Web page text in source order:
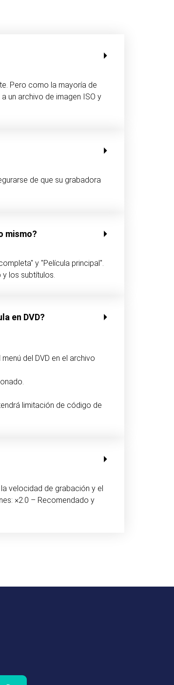
Pero como la mayoría de
un archivo de imagen ISO y
de que su grabadora
mismo?
y "Película principal".
los subtítulos.
en DVD?
del DVD en el archivo
limitación de código de
velocidad de grabación y el
×2.0 – Recomendado y